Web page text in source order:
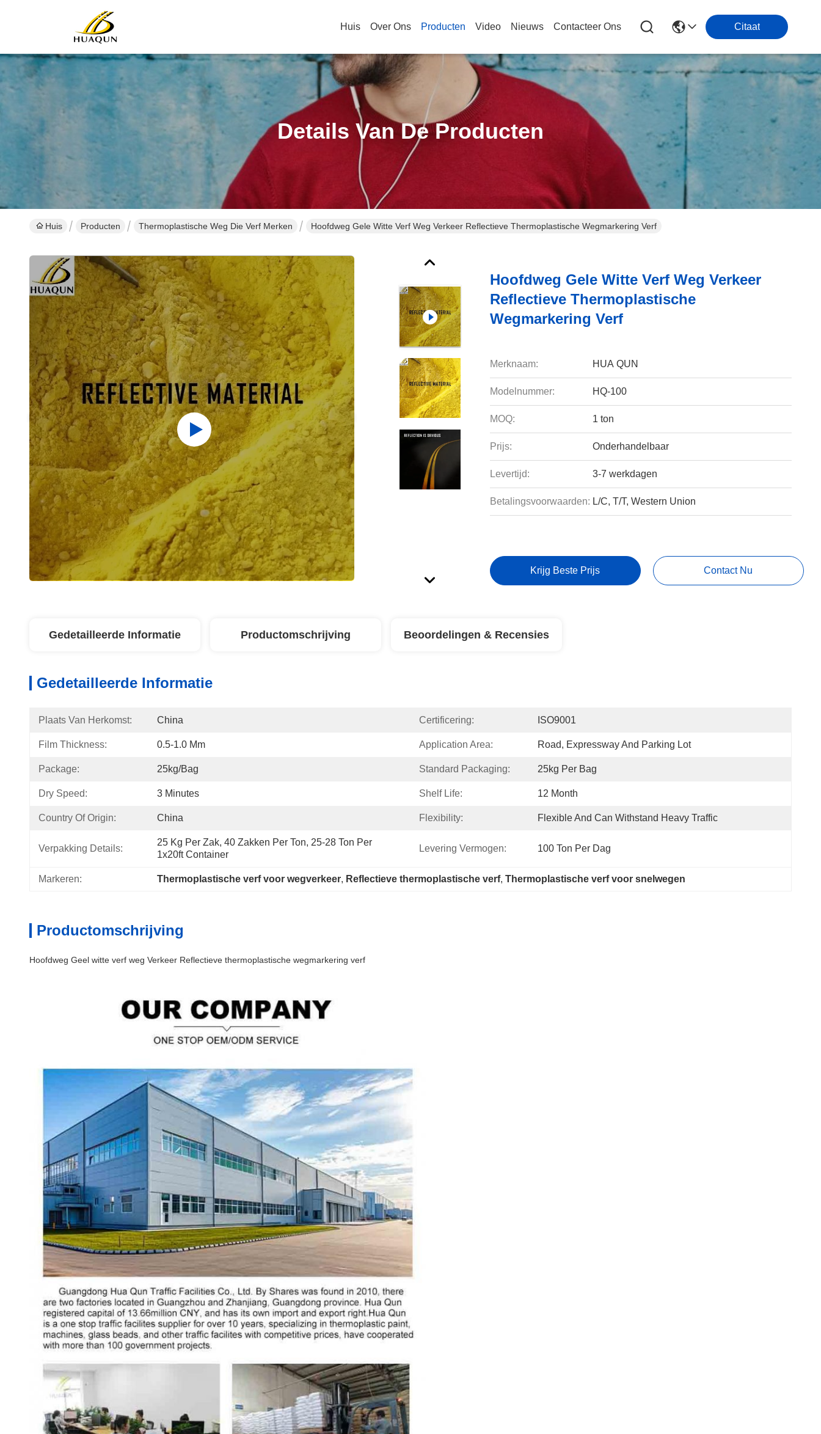
Huis Over Ons Producten Video Nieuws Contacteer Ons Citaat
Details Van De Producten
Huis Producten Thermoplastische Weg Die Verf Merken Hoofdweg Gele Witte Verf Weg Verkeer Reflectieve Thermoplastische Wegmarkering Verf
Hoofdweg Gele Witte Verf Weg Verkeer
Reflectieve Thermoplastische
Wegmarkering Verf
Merknaam: HUA QUN
Modelnummer: HQ-100
MOQ: 1 ton
Prijs: Onderhandelbaar
Levertijd: 3-7 werkdagen
Betalingsvoorwaarden: L/C, T/T, Western Union
Krijg Beste Prijs Contact Nu
Gedetailleerde Informatie Productomschrijving Beoordelingen & Recensies
Gedetailleerde Informatie
Plaats Van Herkomst: China Certificering: ISO9001
Film Thickness: 0.5-1.0 Mm Application Area: Road, Expressway And Parking Lot
Package: 25kg/bag Standard Packaging: 25kg Per Bag
Dry Speed: 3 Minutes Shelf Life: 12 Month
Country Of Origin: China Flexibility: Flexible And Can Withstand Heavy Traffic
Verpakking Details:
25 Kg Per Zak, 40 Zakken Per Ton, 25-28 Ton Per
1x20ft Container
Levering Vermogen: 100 Ton Per Dag
Markeren: Thermoplastische verf voor wegverkeer, Reflectieve thermoplastische verf, Thermoplastische verf voor snelwegen
Productomschrijving
Hoofdweg Geel witte verf weg Verkeer Reflectieve thermoplastische wegmarkering verf